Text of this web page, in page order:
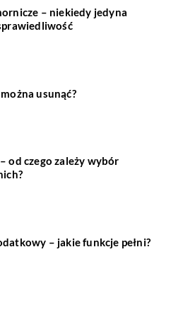
– niekiedy jedyna
usunąć?
od czego zależy wybór
– jakie funkcje pełni?